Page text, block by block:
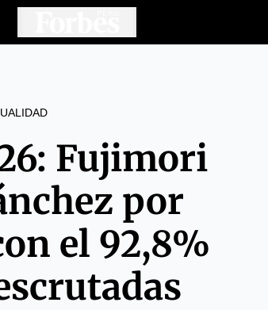
Fujimori
por
el 92,8%